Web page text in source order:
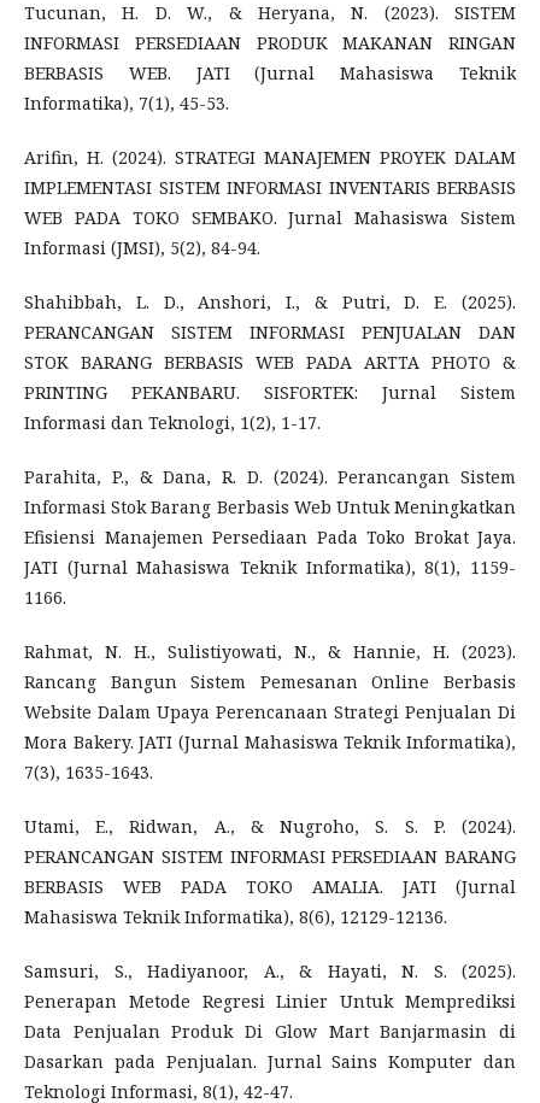
Tucunan, H. D. W., & Heryana, N. (2023). SISTEM
INFORMASI PERSEDIAAN PRODUK MAKANAN RINGAN
BERBASIS WEB. JATI (Jurnal Mahasiswa Teknik
Informatika), 7(1), 45-53.
Arifin, H. (2024). STRATEGI MANAJEMEN PROYEK DALAM
IMPLEMENTASI SISTEM INFORMASI INVENTARIS BERBASIS
WEB PADA TOKO SEMBAKO. Jurnal Mahasiswa Sistem
Informasi (JMSI), 5(2), 84-94.
Shahibbah, L. D., Anshori, I., & Putri, D. E. (2025).
PERANCANGAN SISTEM INFORMASI PENJUALAN DAN
STOK BARANG BERBASIS WEB PADA ARTTA PHOTO &
PRINTING PEKANBARU. SISFORTEK: Jurnal Sistem
Informasi dan Teknologi, 1(2), 1-17.
Parahita, P., & Dana, R. D. (2024). Perancangan Sistem
Informasi Stok Barang Berbasis Web Untuk Meningkatkan
Efisiensi Manajemen Persediaan Pada Toko Brokat Jaya.
JATI (Jurnal Mahasiswa Teknik Informatika), 8(1), 1159-
1166.
Rahmat, N. H., Sulistiyowati, N., & Hannie, H. (2023).
Rancang Bangun Sistem Pemesanan Online Berbasis
Website Dalam Upaya Perencanaan Strategi Penjualan Di
Mora Bakery. JATI (Jurnal Mahasiswa Teknik Informatika),
7(3), 1635-1643.
Utami, E., Ridwan, A., & Nugroho, S. S. P. (2024).
PERANCANGAN SISTEM INFORMASI PERSEDIAAN BARANG
BERBASIS WEB PADA TOKO AMALIA. JATI (Jurnal
Mahasiswa Teknik Informatika), 8(6), 12129-12136.
Samsuri, S., Hadiyanoor, A., & Hayati, N. S. (2025).
Penerapan Metode Regresi Linier Untuk Memprediksi
Data Penjualan Produk Di Glow Mart Banjarmasin di
Dasarkan pada Penjualan. Jurnal Sains Komputer dan
Teknologi Informasi, 8(1), 42-47.